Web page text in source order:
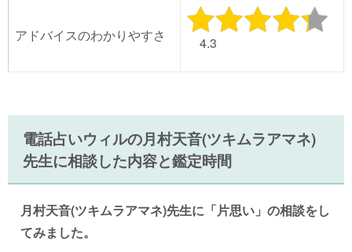
アドバイスのわかりやすさ 4.3
電話占いウィルの月村天音(ツキムラアマネ)
先生に相談した内容と鑑定時間
月村天音(ツキムラアマネ)先生に「片思い」の相談をし
てみました。